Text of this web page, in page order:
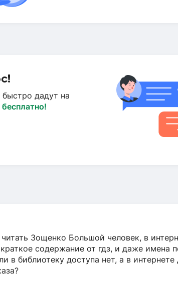
дадут на
Зощенко Большой человек, в
содержание от гдз, и даже имена
в библиотеку доступа нет, а в